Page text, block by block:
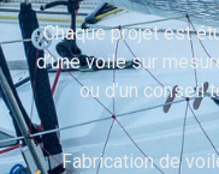
Chaque projet est
d’une voile sur
ou d’un conseil
Fabrication de